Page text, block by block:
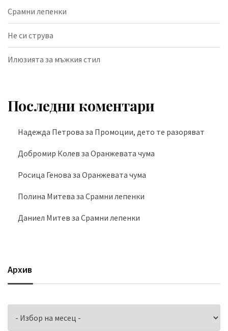
Срамни лепенки
Не си струва
Илюзията за мъжкия стил
Последни коментари
Надежда Петрова за Промоции, дето те разоряват
Добромир Колев за Оранжевата чума
Росица Генова за Оранжевата чума
Полина Митева за Срамни лепенки
Даниел Митев за Срамни лепенки
Архив
Архив